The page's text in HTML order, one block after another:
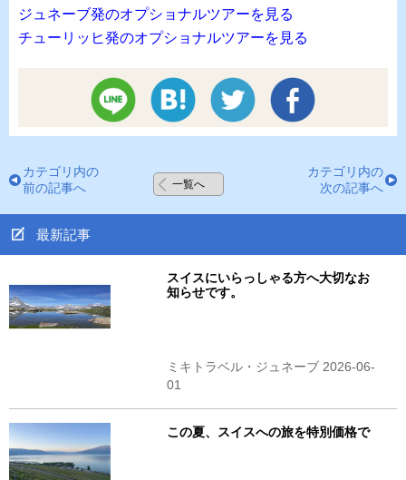
ジュネーブ発のオプショナルツアーを見る
チューリッヒ発のオプショナルツアーを見る
カテゴリ内の
前の記事へ
一覧へ
カテゴリ内の
次の記事へ
最新記事
スイスにいらっしゃる方へ大切なお
知らせです。
ミキトラベル・ジュネーブ 2026-06-
01
この夏、スイスへの旅を特別価格で